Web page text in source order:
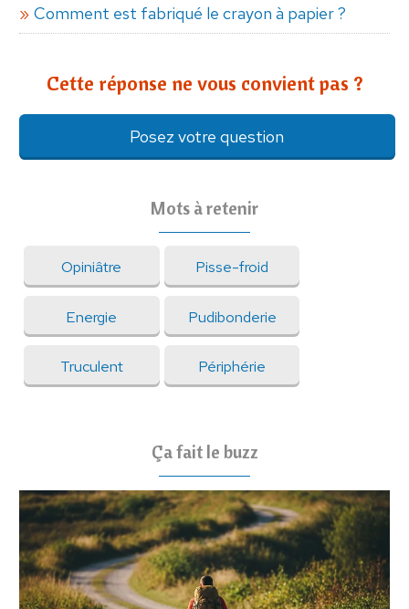
Comment est fabriqué le crayon à papier ?
Cette réponse ne vous convient pas ?
Posez votre question
Mots à retenir
Opiniâtre Pisse-froid
Energie Pudibonderie
Truculent Périphérie
Ça fait le buzz